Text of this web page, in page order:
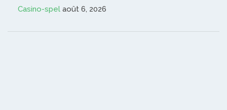
Casino-spel août 6, 2026